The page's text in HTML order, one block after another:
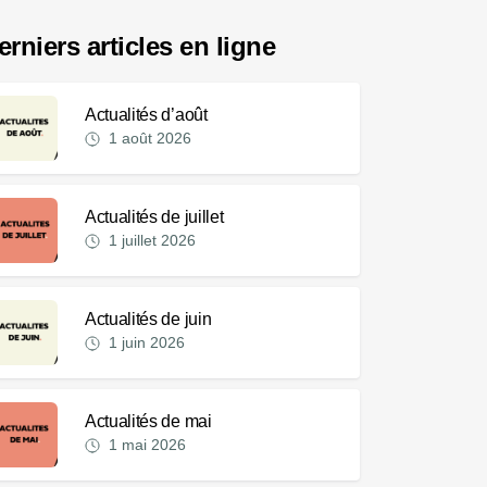
articles en ligne
Actualités d’août
1 août 2026
Actualités de juillet
1 juillet 2026
Actualités de juin
1 juin 2026
Actualités de mai
1 mai 2026